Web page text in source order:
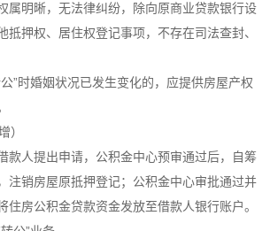
明晰，无法律纠纷，除向原商业贷款银行设
抵押权、居住权登记事项，不存在司法查封、
”时婚姻状况已发生变化的，应提供房屋产权
）
人提出申请，公积金中心预审通过后，自筹
注销房屋原抵押登记；公积金中心审批通过并
住房公积金贷款资金发放至借款人银行账户。